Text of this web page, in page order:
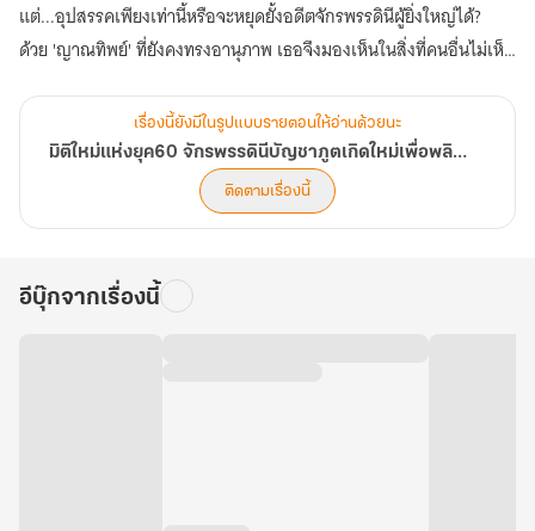
แต่...อุปสรรคเพียงเท่านี้หรือจะหยุดยั้งอดีตจักรพรรดินีผู้ยิ่งใหญ่ได้?
ด้วย 'ญาณทิพย์' ที่ยังคงทรงอานุภาพ เธอจึงมองเห็นในสิ่งที่คนอื่นไม่เห็น
หรือเห็ดหลินจือในป่าลึก ล้วนถูกเปิดเผยตำแหน่งโดยเหล่าภูตพรายที่สิ้น
หนทางบำเพ็ญเพียร พวกเขาพร้อมจะชี้ทางให้...เพื่อแลกกับอนาคตที่ดี
ตอนนี้ การเดินทางเพื่อพลิกชะตาสู่ความมั่งคั่งและกอบกู้ครอบครัวให้
801-840)
เรื่องนี้ยังมีในรูปแบบรายตอนให้อ่านด้วยนะ
มิติใหม่แห่งยุค60 จักรพรรดินีบัญชาภูตเกิดใหม่เพื่อพลิกชะตาอาณาจักรให้ร่ำรวย
ติดตามเรื่องนี้
อีบุ๊กจากเรื่องนี้